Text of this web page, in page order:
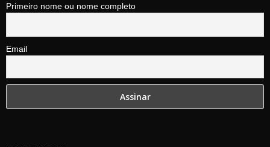
Primeiro nome ou nome completo
Email